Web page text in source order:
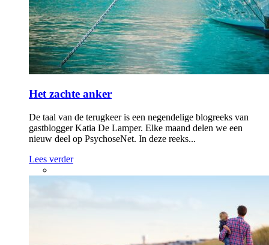
Het zachte anker
De taal van de terugkeer is een negendelige blogreeks van
gastblogger Katia De Lamper. Elke maand delen we een
nieuw deel op PsychoseNet. In deze reeks...
Lees verder